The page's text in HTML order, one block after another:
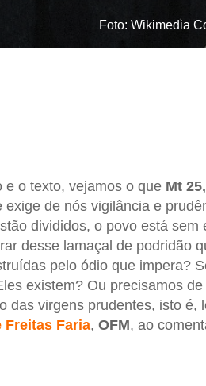
Foto: Wikimedia
e o texto, vejamos o que Mt
de nós vigilância e
divididos, o povo está
desse lamaçal de podridão
pelo ódio que impera?
existem? Ou precisamos de
das virgens prudentes, isto
Freitas Faria, OFM, ao